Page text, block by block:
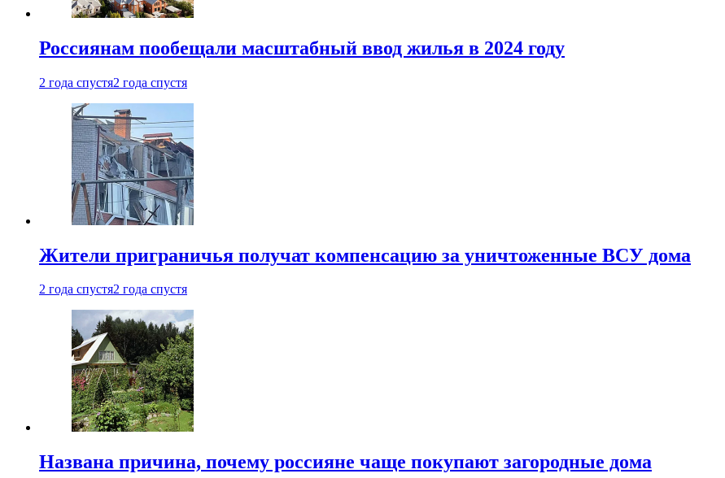
Россиянам пообещали масштабный ввод жилья в 2024 году
2 года спустя2 года спустя
Жители приграничья получат компенсацию за уничтоженные ВСУ дома
2 года спустя2 года спустя
Названа причина, почему россияне чаще покупают загородные дома